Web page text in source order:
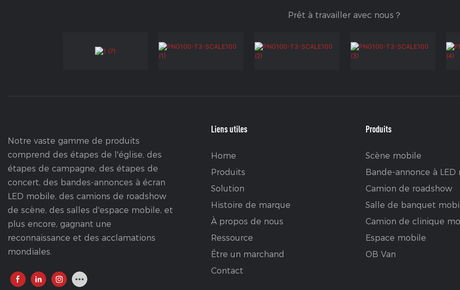
Prêt à travailler avec nous？
Notre vaste gamme de produits
comprend des étapes de l'église, des
étapes de campagne, des étapes de
concert, des bandes-annonces à écran
LED mobile, des camions de roadshow
de scène, des salles d'espace mobile, et
plus encore, gagnant une
reconnaissance et des acclamations
mondiales.
Liens utiles
Home
Produits
Solution
Histoire de marque
À propos de nous
Ressource
Être un marchand
Contact
Produits
Scène mobile
Bande-annonce à LED
Camion de roadshow
Salle de banquet
Camion de clinique
Espace mobile
OB Van